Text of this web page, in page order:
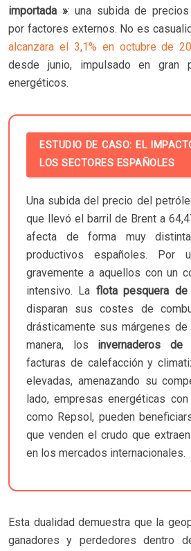
importada »: una subida de
por factores externos. No es
alcanzara el 3,1% en octubre de
desde junio, impulsado en gran
energéticos.
ESTUDIO DE CASO: EL
LOS SECTORES ESPAÑOLES
Una subida del precio del
que llevó el barril de Brent a
afecta de forma muy
productivos españoles. Por
gravemente a aquellos con un
intensivo. La flota pesquera de
disparan sus costes de
drásticamente sus márgenes de
manera, los invernaderos de
facturas de calefacción y
elevadas, amenazando su
lado, empresas energéticas
como Repsol, pueden
que venden el crudo que
en los mercados internacionales.
Esta dualidad demuestra que la
ganadores y perdedores dentro